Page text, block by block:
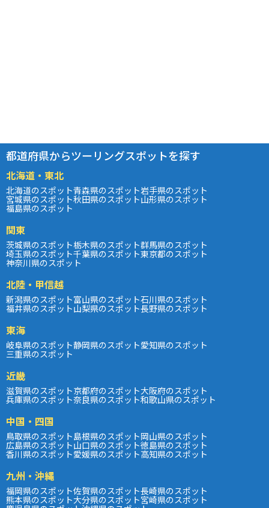
都道府県からツーリングスポットを探す
北海道・東北
北海道のスポット青森県のスポット岩手県のスポット
宮城県のスポット秋田県のスポット山形県のスポット
福島県のスポット
関東
茨城県のスポット栃木県のスポット群馬県のスポット
埼玉県のスポット千葉県のスポット東京都のスポット
神奈川県のスポット
北陸・甲信越
新潟県のスポット富山県のスポット石川県のスポット
福井県のスポット山梨県のスポット長野県のスポット
東海
岐阜県のスポット静岡県のスポット愛知県のスポット
三重県のスポット
近畿
滋賀県のスポット京都府のスポット大阪府のスポット
兵庫県のスポット奈良県のスポット和歌山県のスポット
中国・四国
鳥取県のスポット島根県のスポット岡山県のスポット
広島県のスポット山口県のスポット徳島県のスポット
香川県のスポット愛媛県のスポット高知県のスポット
九州・沖縄
福岡県のスポット佐賀県のスポット長崎県のスポット
熊本県のスポット大分県のスポット宮崎県のスポット